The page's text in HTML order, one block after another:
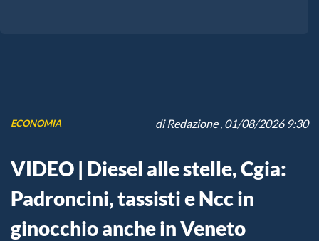
ECONOMIA diRedazione, 01/08/2026 9:30
VIDEO | Diesel alle stelle, Cgia:
Padroncini, tassisti e Ncc in
ginocchio anche in Veneto